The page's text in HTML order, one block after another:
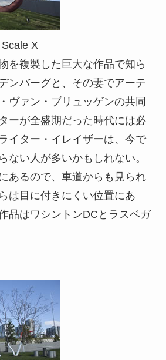
X
を複製した巨大な作品で知ら
ンバーグと、その妻でアーテ
ヴァン・ブリュッゲンの共同
ーが全盛期だった時代には必
イター・イレイザーは、今で
ない人が多いかもしれない。
あるので、車道からも見られ
は目に付きにくい位置にあ
品はワシントンDCとラスベガ